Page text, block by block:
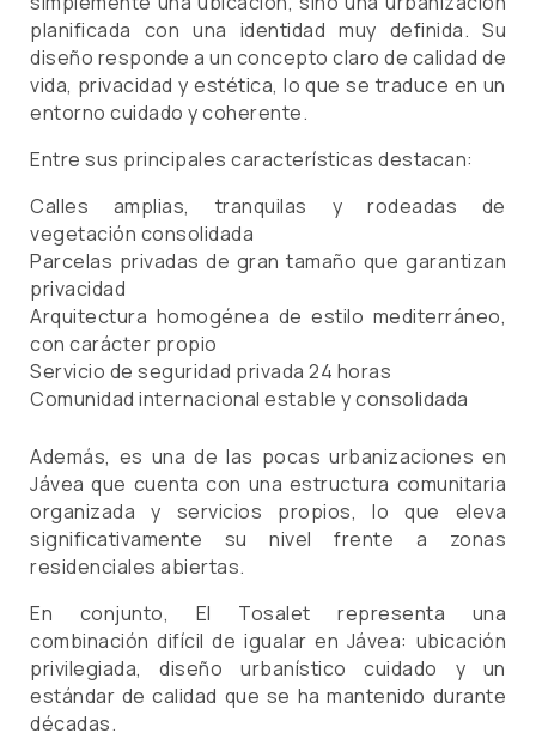
planificada con una identidad muy definida. Su
diseño responde a un concepto claro de calidad de
vida, privacidad y estética, lo que se traduce en un
entorno cuidado y coherente.
Entre sus principales características destacan:
Calles amplias, tranquilas y rodeadas de
vegetación consolidada
Parcelas privadas de gran tamaño que garantizan
privacidad
Arquitectura homogénea de estilo mediterráneo,
con carácter propio
Servicio de seguridad privada 24 horas
Comunidad internacional estable y consolidada
Además, es una de las pocas urbanizaciones en
Jávea que cuenta con una estructura comunitaria
organizada y servicios propios, lo que eleva
significativamente su nivel frente a zonas
residenciales abiertas.
En conjunto, El Tosalet representa una
combinación difícil de igualar en Jávea: ubicación
privilegiada, diseño urbanístico cuidado y un
estándar de calidad que se ha mantenido durante
décadas.